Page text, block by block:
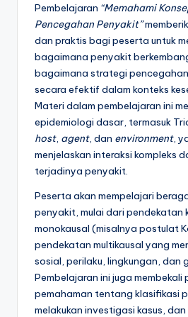
Pembelajaran “Memahami
Pencegahan Penyakit”
dan praktis bagi peserta untuk
bagaimana penyakit
bagaimana strategi
secara efektif dalam konteks
Materi dalam pembelajaran ini
epidemiologi dasar, termasuk
host, agent, dan environment,
menjelaskan interaksi kompleks
terjadinya penyakit.
Peserta akan mempelajari
penyakit, mulai dari pendekatan
monokausal (misalnya postulat
pendekatan multikausal yang
sosial, perilaku, lingkungan, dan
Pembelajaran ini juga
pemahaman tentang klasifikasi
melakukan investigasi kasus,